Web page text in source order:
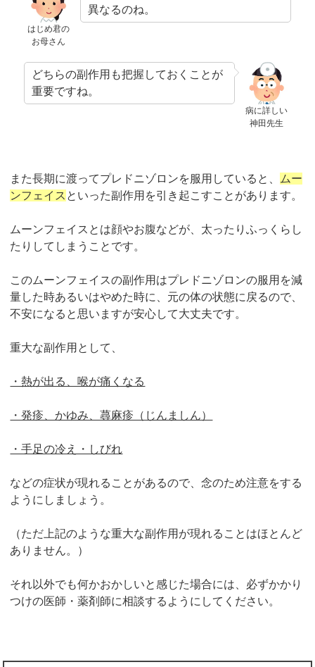
はじめ君の
お母さん
異なるのね。
病に詳しい
神田先生
どちらの副作用も把握しておくことが
重要ですね。
また長期に渡ってプレドニゾロンを服用していると、
ムー
ンフェイス といった副作用を引き起こすことがあります。
ムーンフェイスとは顔やお腹などが、 太ったりふっくらし
たりしてしまうことです。
このムーンフェイスの副作用はプレドニゾロンの服用を減
量した時あるいはやめた時に、元の体の状態に戻るので、
不安になると思いますが安心して大丈夫です。
重大な副作用として、
・熱が出る、喉が痛くなる
・発疹、かゆみ、蕁麻疹（じんましん）
・手足の冷え・しびれ
などの症状が現れることがあるので、念のため注意をする
ようにしましょう。
（ただ上記のような重大な副作用が現れることはほとんど
ありません。）
それ以外でも何かおかしいと感じた場合には、必ずかかり
つけの医師・薬剤師に相談するようにしてください。